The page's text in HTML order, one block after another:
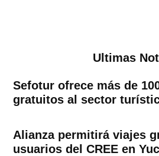
Ultimas
Sefotur ofrece más de
gratuitos al sector
Alianza permitirá viajes
usuarios del CREE en